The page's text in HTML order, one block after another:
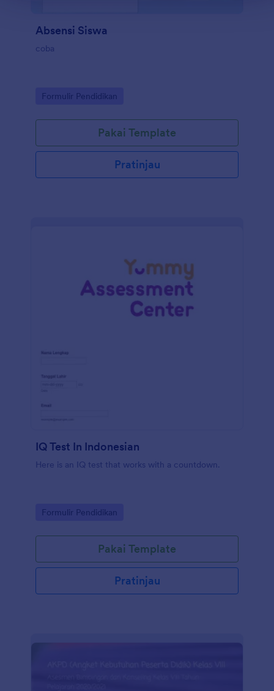
Absensi Siswa
coba
Go to Category:
Formulir Pendidikan
Pakai Template
Pratinjau
IQ Test In Indonesian
Here is an IQ test that works with a countdown.
Go to Category:
Formulir Pendidikan
Pakai Template
Pratinjau